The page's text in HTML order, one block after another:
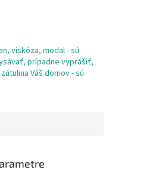
viskóza, modal - sú
prípadne vyprášiť,
Váš domov - sú